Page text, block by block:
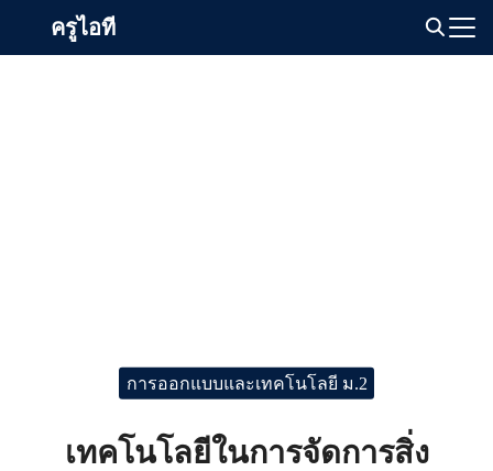
ครูไอที
การออกแบบและเทคโนโลยี ม.2
เทคโนโลยีในการจัดการสิ่ง